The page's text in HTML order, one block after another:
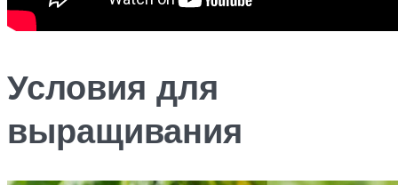
Условия для
выращивания